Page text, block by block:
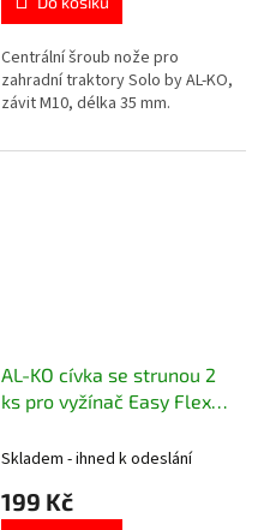
Centrální šroub nože pro
zahradní traktory Solo by AL-KO,
závit M10, délka 35 mm.
AL-KO cívka se strunou 2
ks pro vyžínač Easy Flex
Skladem - ihned k odeslání
199 Kč